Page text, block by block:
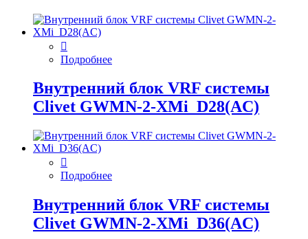
Подробнее
Внутренний блок VRF системы
Clivet GWMN-2-XMi_D28(AC)
Подробнее
Внутренний блок VRF системы
Clivet GWMN-2-XMi_D36(AC)